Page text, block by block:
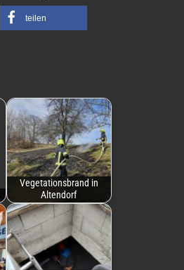
teilen
Vegetationsbrand in
Altendorf